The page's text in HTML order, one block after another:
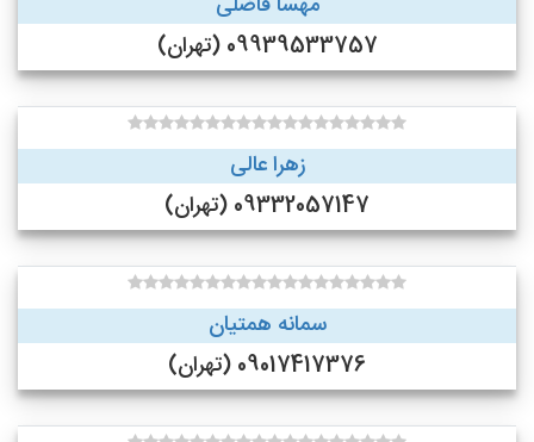
09939533757 (تهران)
زهرا عالی
09332057147 (تهران)
سمانه همتیان
09017417376 (تهران)